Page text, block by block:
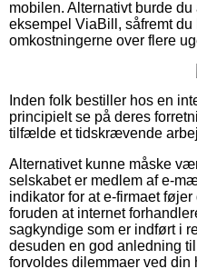
mobilen. Alternativt burde
eksempel ViaBill, såfremt
omkostningerne over flere
Inden folk bestiller hos en
principielt se på deres
tilfælde et tidskrævende
Alternativet kunne måske
selskabet er medlem af e-
indikator for at e-firmaet
foruden at internet
sagkyndige som er indført i
desuden en god anledning
forvoldes dilemmaer ved din